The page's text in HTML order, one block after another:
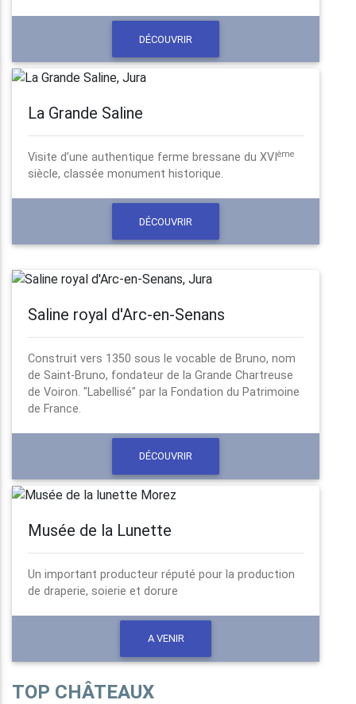
DÉCOUVRIR
La Grande Saline
Visite d’une authentique ferme bressane du XVI ème
siècle, classée monument historique.
DÉCOUVRIR
Saline royal d'Arc-en-Senans
Construit vers 1350 sous le vocable de Bruno, nom
de Saint-Bruno, fondateur de la Grande Chartreuse
de Voiron. "Labellisé" par la Fondation du Patrimoine
de France.
DÉCOUVRIR
Musée de la Lunette
Un important producteur réputé pour la production
de draperie, soierie et dorure
A VENIR
TOP CHÂTEAUX